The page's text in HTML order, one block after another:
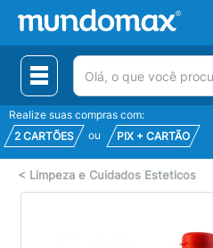
(pesquisar)
Realize suas compras com:
2 CARTÕES
ou PIX + CARTÃO
< Limpeza e Cuidados Esteticos